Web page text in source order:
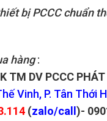
bị PCCC chuẩn
hàng:
TM DV PCCC
Vinh, P. Tân Thới
(zalo/call )-